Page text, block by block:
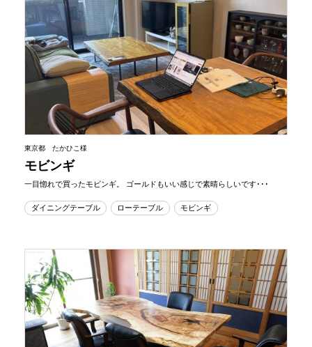
東京都 たかひこ様
モビンギ
一目惚れで買ったモビンギ。 ゴールドもいい感じで素晴らしいです･･･
ダイニングテーブル ローテーブル モビンギ